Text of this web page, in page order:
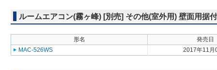
ルームエアコン(霧ヶ峰) [別売] その他(室外用) 壁面用据
形名
発売日
MAC-526WS
2017年11月